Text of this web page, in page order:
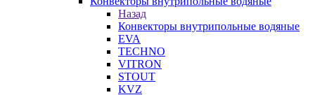
Назад
Конвекторы внутрипольные водяные
EVA
TECHNO
VITRON
STOUT
KVZ